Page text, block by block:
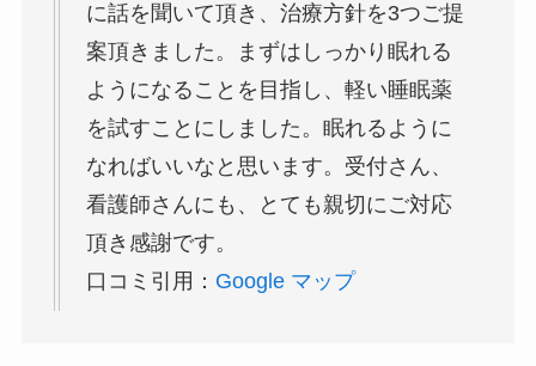
に話を聞いて頂き、治療方針を3つご提
案頂きました。まずはしっかり眠れる
ようになることを目指し、軽い睡眠薬
を試すことにしました。眠れるように
なればいいなと思います。受付さん、
看護師さんにも、とても親切にご対応
頂き感謝です。
口コミ引用： Google マップ